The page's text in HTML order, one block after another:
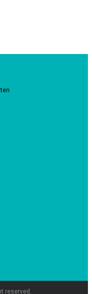
reserved.